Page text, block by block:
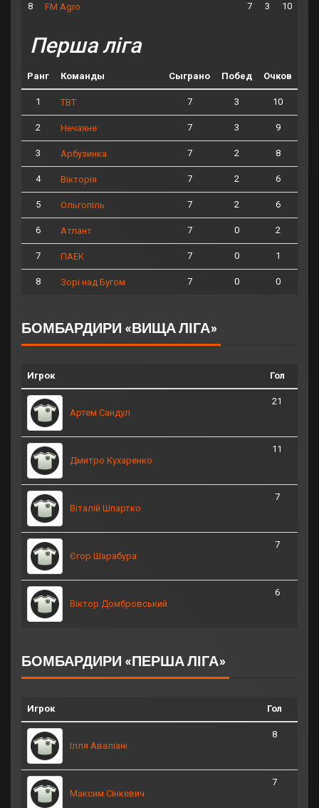
8 FM Agro 7 3 10
Перша ліга
Ранг Команды Сыграно Побед Очков
1 ТВТ 7 3 10
2 Нечаяне 7 3 9
3 Арбузинка 7 2 8
4 Вікторія 7 2 6
5 Ольгопіль 7 2 6
6 Атлант 7 0 2
7 ПАЕК 7 0 1
8 Зорі над Бугом 7 0 0
БОМБАРДИРИ «ВИЩА ЛІГА»
Игрок Гол
Артем Сандул
21
Дмитро Кухаренко
11
Віталій Шпартко
7
Єгор Шарабура
7
Віктор Домбровський
6
БОМБАРДИРИ «ПЕРША ЛІГА»
Игрок Гол
Ілля Аваліані
8
Максим Сінкевич
7